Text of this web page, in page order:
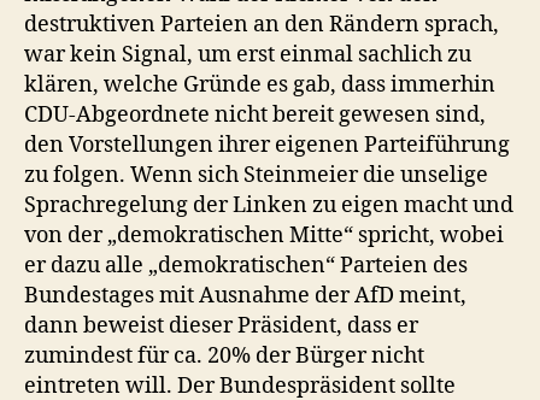
destruktiven Parteien an den Rändern sprach,
war kein Signal, um erst einmal sachlich zu
klären, welche Gründe es gab, dass immerhin
CDU-Abgeordnete nicht bereit gewesen sind,
den Vorstellungen ihrer eigenen Parteiführung
zu folgen. Wenn sich Steinmeier die unselige
Sprachregelung der Linken zu eigen macht und
von der „demokratischen Mitte“ spricht, wobei
er dazu alle „demokratischen“ Parteien des
Bundestages mit Ausnahme der AfD meint,
dann beweist dieser Präsident, dass er
zumindest für ca. 20% der Bürger nicht
eintreten will. Der Bundespräsident sollte